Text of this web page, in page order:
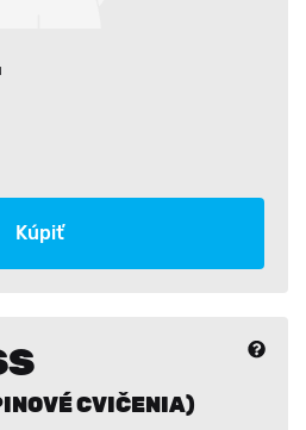
Kúpiť
CVIČENIA)